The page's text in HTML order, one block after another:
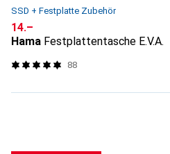
SSD + Festplatte Zubehör
CHF
14.–
Hama Festplattentasche E.V.A.
88